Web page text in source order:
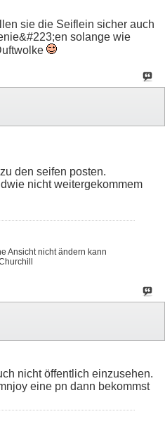
sie die Seiflein sicher auch
solange wie
den seifen posten.
nicht weitergekommem
Ansicht nicht ändern kann
nicht öffentlich einzusehen.
eine pn dann bekommst